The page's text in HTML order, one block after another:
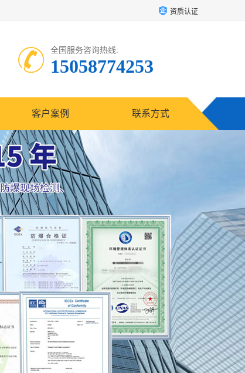
资质认证
全国服务咨询热线:
15058774253
客户案例 联系方式